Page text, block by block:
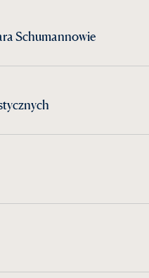
Schumannowie